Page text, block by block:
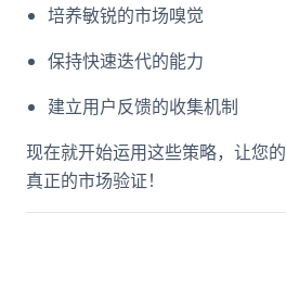
培养敏锐的市场嗅觉
保持快速迭代的能力
建立用户反馈的收集机制
现在就开始运用这些策略，让您
真正的市场验证！